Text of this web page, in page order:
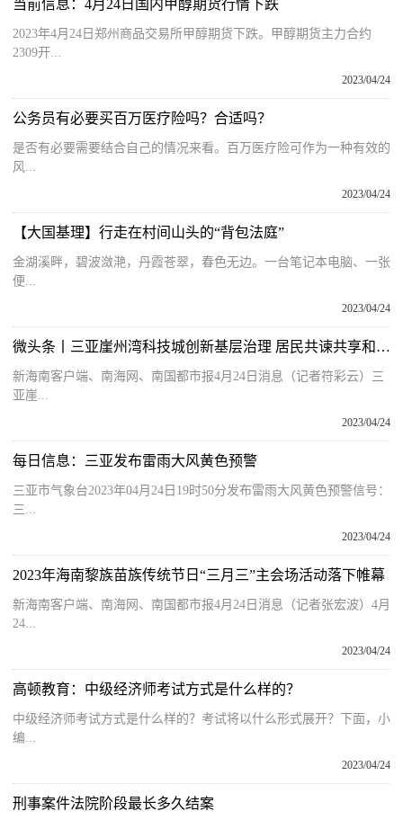
当前信息：4月24日国内甲醇期货行情下跌
2023年4月24日郑州商品交易所甲醇期货下跌。甲醇期货主力合约
2309开...
2023/04/24
公务员有必要买百万医疗险吗？合适吗？
是否有必要需要结合自己的情况来看。百万医疗险可作为一种有效的
风...
2023/04/24
【大国基理】行走在村间山头的“背包法庭”
金湖溪畔，碧波潋滟，丹霞苍翠，春色无边。一台笔记本电脑、一张
便...
2023/04/24
微头条丨三亚崖州湾科技城创新基层治理 居民共谏共享和谐社区生活
新海南客户端、南海网、南国都市报4月24日消息（记者符彩云）三
亚崖...
2023/04/24
每日信息：三亚发布雷雨大风黄色预警
三亚市气象台2023年04月24日19时50分发布雷雨大风黄色预警信号：
三...
2023/04/24
2023年海南黎族苗族传统节日“三月三”主会场活动落下帷幕
新海南客户端、南海网、南国都市报4月24日消息（记者张宏波）4月
24...
2023/04/24
高顿教育：中级经济师考试方式是什么样的？
中级经济师考试方式是什么样的？考试将以什么形式展开？下面，小
编...
2023/04/24
刑事案件法院阶段最长多久结案